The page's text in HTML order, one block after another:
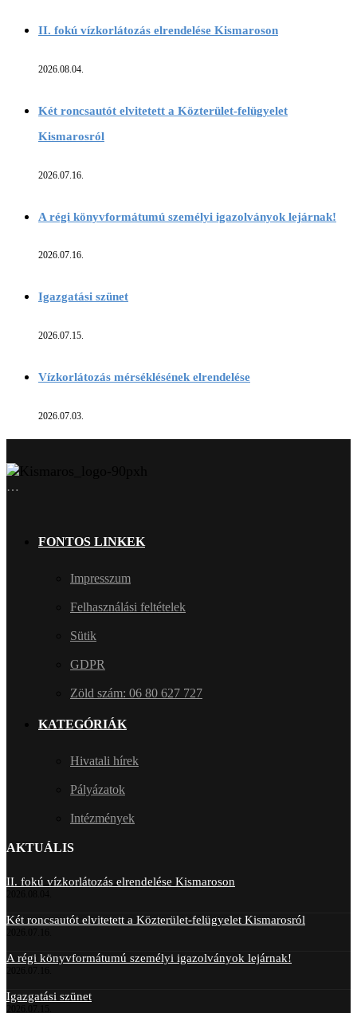
II. fokú vízkorlátozás elrendelése Kismaroson
2026.08.04.
Két roncsautót elvitetett a Közterület-felügyelet
Kismarosról
2026.07.16.
A régi könyvformátumú személyi igazolványok lejárnak!
2026.07.16.
Igazgatási szünet
2026.07.15.
Vízkorlátozás mérséklésének elrendelése
2026.07.03.
…
FONTOS LINKEK
Impresszum
Felhasználási feltételek
Sütik
GDPR
Zöld szám: 06 80 627 727
KATEGÓRIÁK
Hivatali hírek
Pályázatok
Intézmények
AKTUÁLIS
II. fokú vízkorlátozás elrendelése Kismaroson
Két roncsautót elvitetett a Közterület-felügyelet Kismarosról
A régi könyvformátumú személyi igazolványok lejárnak!
Igazgatási szünet